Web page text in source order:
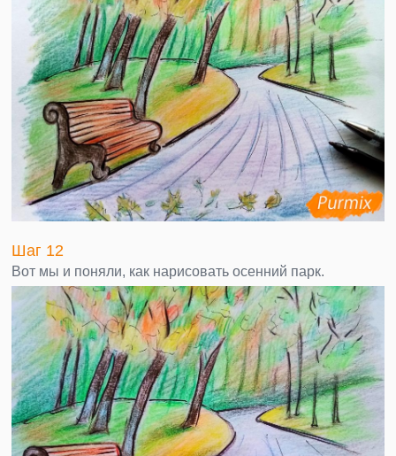
Шаг 12
Вот мы и поняли, как нарисовать осенний парк.